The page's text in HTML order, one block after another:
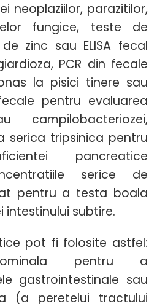
neoplaziilor, parazitilor,
fungice, teste de
zinc sau ELISA fecal
PCR din fecale
la pisici tinere sau
pentru evaluarea
campilobacteriozei,
serica tripsinica pentru
pancreatice
serice de
pentru a testa boala
intestinului subtire.
pot fi folosite astfel:
pentru a
gastrointestinale sau
(a peretelui tractului